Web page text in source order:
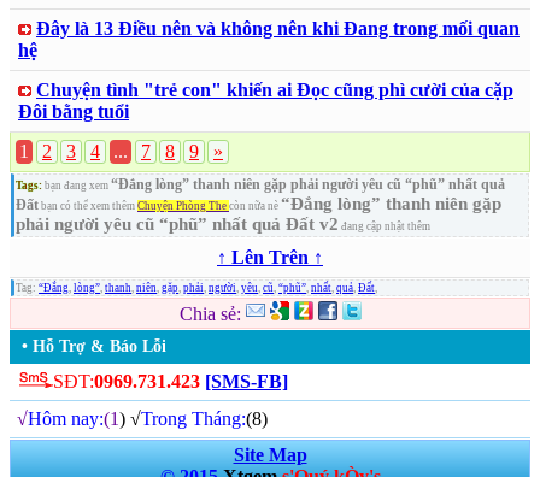
Đây là 13 Điều nên và không nên khi Đang trong mối quan
hệ
Chuyện tình "trẻ con" khiến ai Đọc cũng phì cười của cặp
Đôi bằng tuổi
1
2 3 4 ... 7 8 9 »
Tags: bạn đang xem “Đắng lòng” thanh niên gặp phải người yêu cũ “phũ” nhất quả
Đất bạn có thể xem thêm Chuyện Phòng The còn nữa nè “Đắng lòng” thanh niên gặp
phải người yêu cũ “phũ” nhất quả Đất v2 đang cập nhật thêm
↑ Lên Trên ↑
Tag: “Đắng, lòng”, thanh, niên, gặp, phải, người, yêu, cũ, “phũ”, nhất, quả, Đất,
Chia sẻ:
• Hỗ Trợ & Báo Lỗi
SĐT:0969.731.423 [SMS-FB]
√Hôm nay:(1) √Trong Tháng:(8)
Site Map